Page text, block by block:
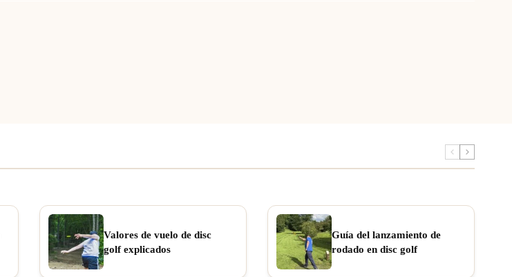
Valores de vuelo de disc
golf explicados
Guía del lanzamiento de
rodado en disc golf